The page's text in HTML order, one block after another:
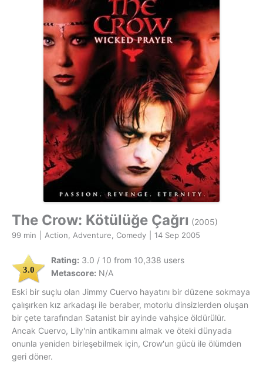
The Crow: Kötülüğe Çağrı (2005)
99 min Action, Adventure, Comedy 14 Sep 2005
3.0
Rating: 3.0 / 10 from 10,338 users
Metascore: N/A
Eski bir suçlu olan Jimmy Cuervo hayatını bir düzene sokmaya
çalışırken kız arkadaşı ile beraber, motorlu dinsizlerden oluşan
bir çete tarafından Satanist bir ayinde vahşice öldürülür.
Ancak Cuervo, Lily'nin antikamını almak ve öteki dünyada
onunla yeniden birleşebilmek için, Crow'un gücü ile ölümden
geri döner.